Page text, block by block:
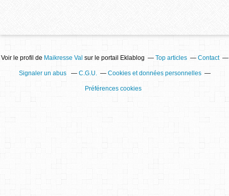
Voir le profil de Maikresse Val sur le portail Eklablog Top articles Contact
Signaler un abus C.G.U. Cookies et données personnelles
Préférences cookies